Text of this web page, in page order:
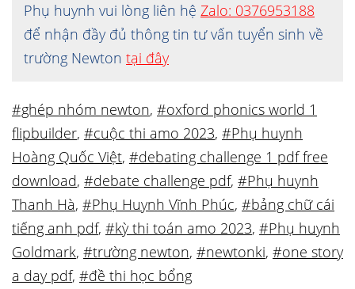
Phụ huynh vui lòng liên hệ Zalo: 0376953188
để nhận đầy đủ thông tin tư vấn tuyển sinh về
trường Newton tại đây
#ghép nhóm newton, #oxford phonics world 1
flipbuilder, #cuộc thi amo 2023, #Phụ huynh
Hoàng Quốc Việt, #debating challenge 1 pdf free
download, #debate challenge pdf, #Phụ huynh
Thanh Hà, #Phụ Huynh Vĩnh Phúc, #bảng chữ cái
tiếng anh pdf, #kỳ thi toán amo 2023, #Phụ huynh
Goldmark, #trường newton, #newtonki, #one story
a day pdf, #đề thi học bổng